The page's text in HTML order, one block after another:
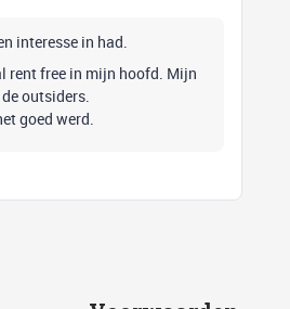
interesse in had.
rent free in mijn hoofd. Mijn
outsiders.
goed werd.